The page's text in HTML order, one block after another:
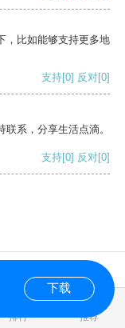
，比如能够支持更多地
支持[0] 反对[0]
系，分享生活点滴。
支持[0] 反对[0]
排行 推荐
下载
0.019090s